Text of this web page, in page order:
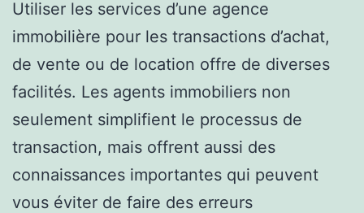
Utiliser les services d’une agence
immobilière pour les transactions d’achat,
de vente ou de location offre de diverses
facilités. Les agents immobiliers non
seulement simplifient le processus de
transaction, mais offrent aussi des
connaissances importantes qui peuvent
vous éviter de faire des erreurs